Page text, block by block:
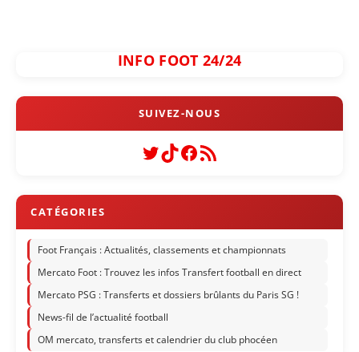
INFO FOOT 24/24
Twitter
TikTok
Facebook
Flux RSS
Foot Français : Actualités, classements et championnats
Mercato Foot : Trouvez les infos Transfert football en direct
Mercato PSG : Transferts et dossiers brûlants du Paris SG !
News-fil de l’actualité football
OM mercato, transferts et calendrier du club phocéen